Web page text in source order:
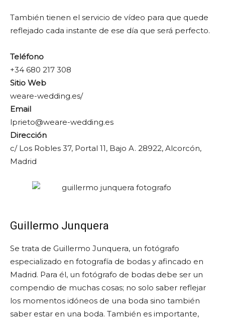
También tienen el servicio de vídeo para que quede
reflejado cada instante de ese día que será perfecto.
Teléfono
+34 680 217 308
Sitio Web
weare-wedding.es/
Email
lprieto@weare-wedding.es
Dirección
c/ Los Robles 37, Portal 11, Bajo A. 28922, Alcorcón,
Madrid
Guillermo Junquera
Se trata de Guillermo Junquera, un fotógrafo
especializado en fotografía de bodas y afincado en
Madrid. Para él, un fotógrafo de bodas debe ser un
compendio de muchas cosas; no solo saber reflejar
los momentos idóneos de una boda sino también
saber estar en una boda. También es importante,